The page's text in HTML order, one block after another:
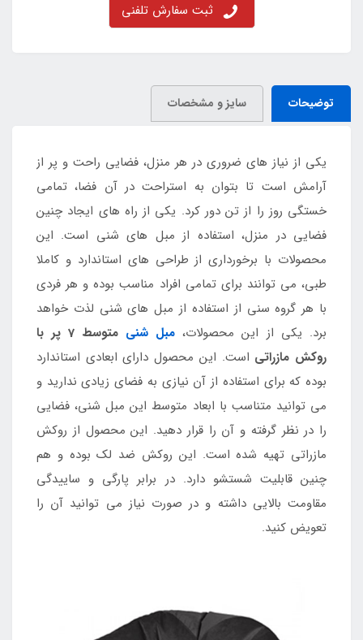
ثبت سفارش تلفنی
توضیحات سایز و مشخصات
یکی از نیاز های ضروری در هر منزل، فضایی راحت و پر از
آرامش است تا بتوان به استراحت در آن فضا، تمامی
خستگی روز را از تن دور کرد. یکی از راه های ایجاد چنین
فضایی در منزل، استفاده از مبل های شنی است. این
محصولات با برخورداری از طراحی های استاندارد و کاملا
طبی، می توانند برای تمامی افراد مناسب بوده و هر فردی
با هر گروه سنی از استفاده از مبل های شنی لذت خواهد
برد. یکی از این محصولات، مبل شنی
متوسط 7 پر با
روکش مازراتی است. این محصول دارای ابعادی استاندارد
بوده که برای استفاده از آن نیازی به فضای زیادی ندارید و
می توانید متناسب با ابعاد متوسط این مبل شنی، فضایی
را در نظر گرفته و آن را قرار دهید. این محصول از روکش
مازراتی تهیه شده است. این روکش ضد لک بوده و هم
چنین قابلیت شستشو دارد. در برابر پارگی و ساییدگی
مقاومت بالایی داشته و در صورت نیاز می توانید آن را
تعویض کنید.